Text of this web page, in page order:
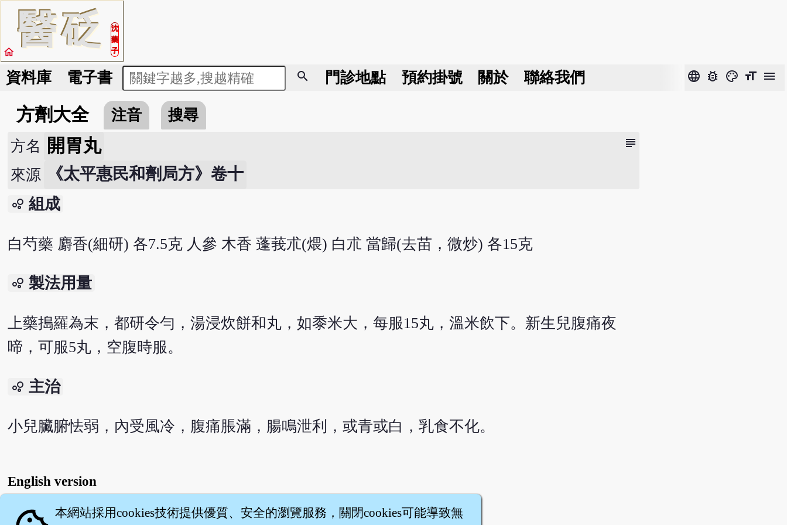
醫砭
沈
藥
子
home
資料庫 電子書 search 門診地點 預約掛號 關於 聯絡我們 language bug_report color_lens format_size menu
方劑大全 注音 搜尋
subject
方名 開胃丸
來源 《太平惠民和劑局方》卷十
bubble_chart 組成
白芍藥 麝香(細研) 各7.5克 人參 木香 蓬莪朮(煨) 白朮 當歸(去苗，微炒) 各15克
bubble_chart 製法用量
上藥搗羅為末，都研令勻，湯浸炊餅和丸，如黍米大，每服15丸，溫米飲下。新生兒腹痛夜
啼，可服5丸，空腹時服。
bubble_chart 主治
小兒臟腑怯弱，內受風冷，腹痛脹滿，腸鳴泄利，或青或白，乳食不化。
English version
本網站採用cookies技術提供優質、安全的瀏覽服務，關閉cookies可能導致無